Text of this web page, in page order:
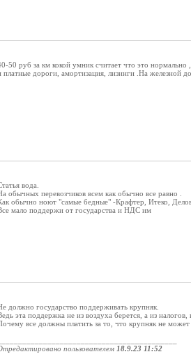
50 руб за км кокой умник считает что это нормально
платные дороги, амортизация, лизинги .На железной
вода.
обычных перевозчиков всем как обычно все равно .
обычно ноют "самые бедные" -Крафтер, Итеко,
мало поддержи от государства и НДС им
должно государство поддерживать крупняк.
эта поддержка не из воздуха берется, а из налогов,
все должны платить за то, что крупняк не может
пользователем 18.9.23 11:52